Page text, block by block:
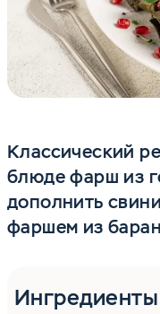
Классический
блюде фарш из
дополнить
фаршем из